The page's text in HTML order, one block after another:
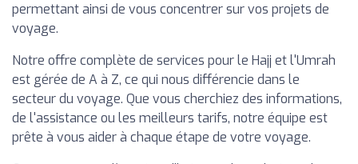
permettant ainsi de vous concentrer sur vos projets de
voyage.
Notre offre complète de services pour le Hajj et l'Umrah
est gérée de A à Z, ce qui nous différencie dans le
secteur du voyage. Que vous cherchiez des informations,
de l'assistance ou les meilleurs tarifs, notre équipe est
prête à vous aider à chaque étape de votre voyage.